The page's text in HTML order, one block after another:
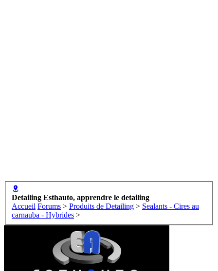
Detailing Esthauto, apprendre le detailing
Accueil Forums > Produits de Detailing > Sealants - Cires au
carnauba - Hybrides >